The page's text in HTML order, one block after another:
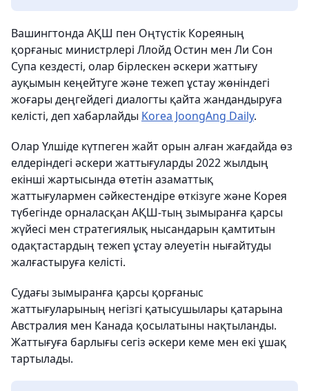
Вашингтонда АҚШ пен Оңтүстік Кореяның
қорғаныс министрлері Ллойд Остин мен Ли Сон
Супа кездесті, олар бірлескен әскери жаттығу
ауқымын кеңейтуге және тежеп ұстау жөніндегі
жоғары деңгейдегі диалогты қайта жандандыруға
келісті, деп хабарлайды Korea JoongAng Daily.
Олар Үлшіде күтпеген жайт орын алған жағдайда өз
елдеріндегі әскери жаттығуларды 2022 жылдың
екінші жартысында өтетін азаматтық
жаттығулармен сәйкестендіре өткізуге және Корея
түбегінде орналасқан АҚШ-тың зымыранға қарсы
жүйесі мен стратегиялық нысандарын қамтитын
одақтастардың тежеп ұстау әлеуетін нығайтуды
жалғастыруға келісті.
Судағы зымыранға қарсы қорғаныс
жаттығуларының негізгі қатысушылары қатарына
Австралия мен Канада қосылатыны нақтыланды.
Жаттығуға барлығы сегіз әскери кеме мен екі ұшақ
тартылады.